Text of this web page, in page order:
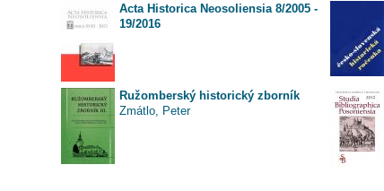
Acta Historica Neosoliensia 8/2005 -
19/2016
Ružomberský historický zborník
Zmátlo, Peter